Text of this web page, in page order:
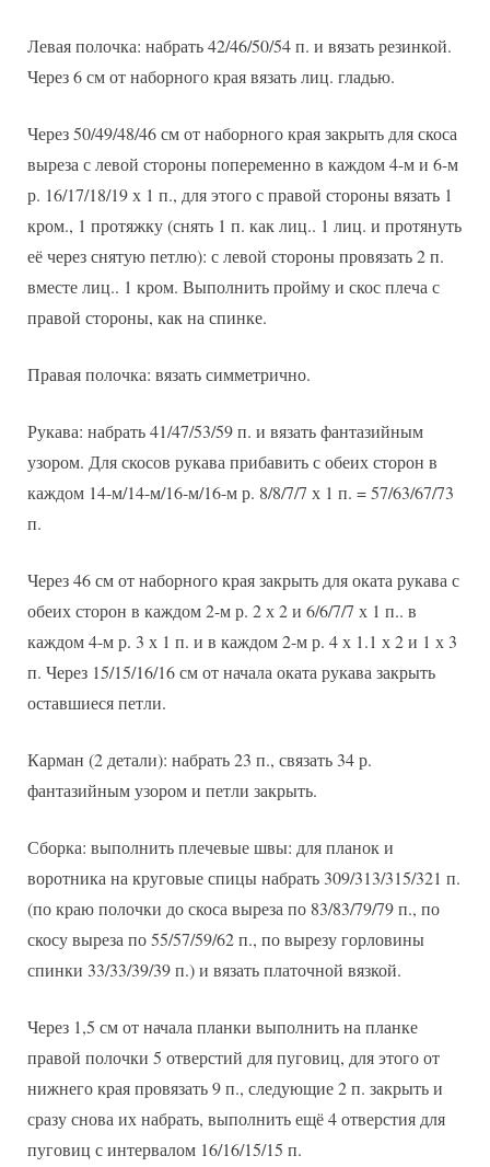
Левая полочка: набрать 42/46/50/54 п. и вязать резинкой.
Через 6 см от наборного края вязать лиц. гладью.
Через 50/49/48/46 см от наборного края закрыть для скоса
выреза с левой стороны попеременно в каждом 4-м и 6-м
р. 16/17/18/19 х 1 п., для этого с правой стороны вязать 1
кром., 1 протяжку (снять 1 п. как лиц.. 1 лиц. и протянуть
её через снятую петлю): с левой стороны провязать 2 п.
вместе лиц.. 1 кром. Выполнить пройму и скос плеча с
правой стороны, как на спинке.
Правая полочка: вязать симметрично.
Рукава: набрать 41/47/53/59 п. и вязать фантазийным
узором. Для скосов рукава прибавить с обеих сторон в
каждом 14-м/14-м/16-м/16-м р. 8/8/7/7 х 1 п. = 57/63/67/73
п.
Через 46 см от наборного края закрыть для оката рукава с
обеих сторон в каждом 2-м р. 2 х 2 и 6/6/7/7 х 1 п.. в
каждом 4-м р. 3 х 1 п. и в каждом 2-м р. 4 х 1.1 х 2 и 1 х 3
п. Через 15/15/16/16 см от начала оката рукава закрыть
оставшиеся петли.
Карман (2 детали): набрать 23 п., связать 34 р.
фантазийным узором и петли закрыть.
Сборка: выполнить плечевые швы: для планок и
воротника на круговые спицы набрать 309/313/315/321 п.
(по краю полочки до скоса выреза по 83/83/79/79 п., по
скосу выреза по 55/57/59/62 п., по вырезу горловины
спинки 33/33/39/39 п.) и вязать платочной вязкой.
Через 1,5 см от начала планки выполнить на планке
правой полочки 5 отверстий для пуговиц, для этого от
нижнего края провязать 9 п., следующие 2 п. закрыть и
сразу снова их набрать, выполнить ещё 4 отверстия для
пуговиц с интервалом 16/16/15/15 п.